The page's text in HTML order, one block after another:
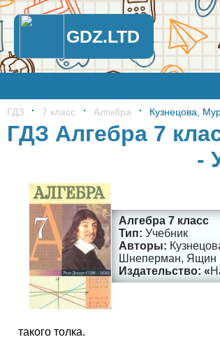
GDZ.LTD
ГДЗ 7 класс Алгебра Кузнецова,
ГДЗ Алгебра 7
-
Алгебра 7 класс
Учебник
Шнеперман, Ящин
такого толка.